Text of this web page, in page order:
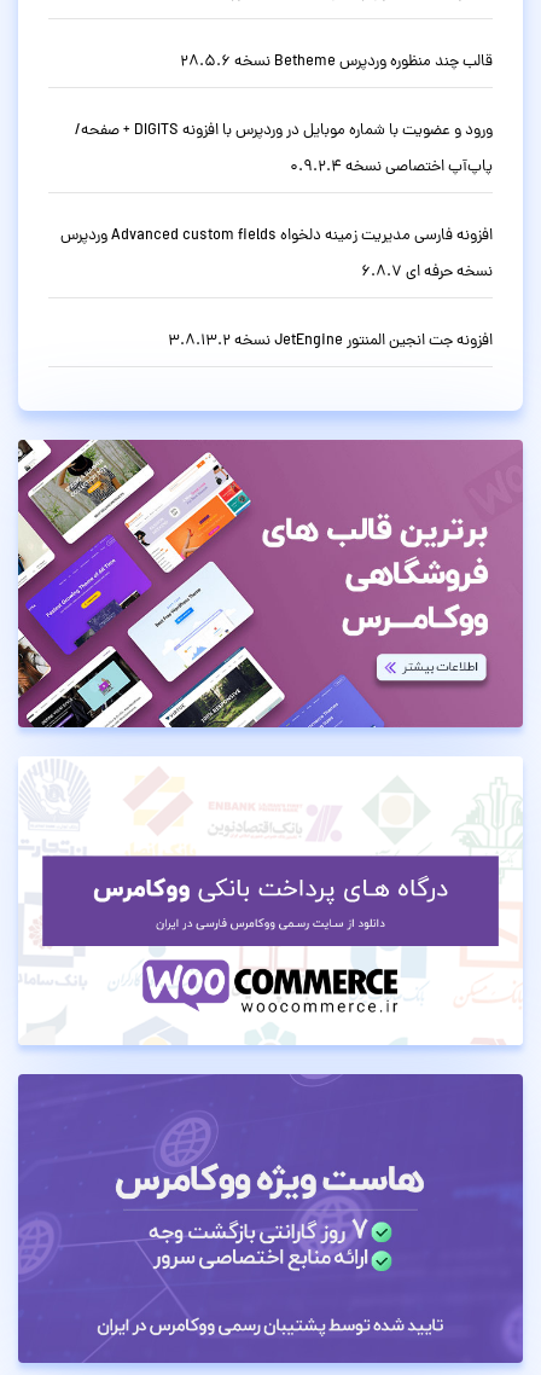
قالب چند منظوره وردپرس Betheme نسخه 28.5.6
ورود و عضویت با شماره موبایل در وردپرس با افزونه DIGITS + صفحه/
پاپ‌آپ اختصاصی نسخه 0.9.2.4
افزونه فارسی مدیریت زمینه دلخواه Advanced custom fields وردپرس
نسخه حرفه ای 6.8.7
افزونه جت انجین المنتور JetEngine نسخه 3.8.13.2